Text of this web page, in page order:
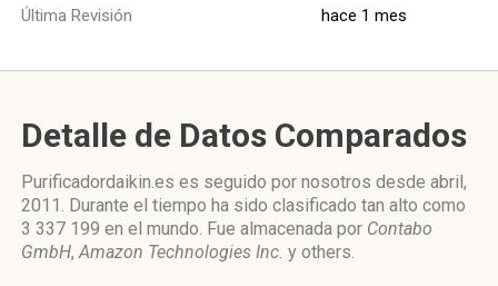
Última Revisión hace 1 mes
Detalle de Datos Comparados
Purificadordaikin.es es seguido por nosotros desde abril,
2011. Durante el tiempo ha sido clasificado tan alto como
3 337 199 en el mundo. Fue almacenada por Contabo
GmbH,Amazon Technologies Inc. y others.